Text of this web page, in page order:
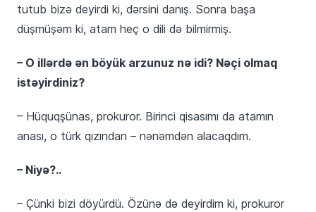
tutub bizə deyirdi ki, dərsini danış. Sonra başa
düşmüşəm ki, atam heç o dili də bilmirmiş.
– O illərdə ən böyük arzunuz nə idi? Nəçi olmaq
istəyirdiniz?
– Hüquqşünas, prokuror. Birinci qisasımı da atamın
anası, o türk qızından – nənəmdən alacaqdım.
– Niyə?..
– Çünki bizi döyürdü. Özünə də deyirdim ki, prokuror